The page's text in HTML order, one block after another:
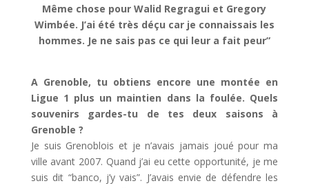
Même chose pour Walid Regragui et Gregory
Wimbée. J’ai été très déçu car je connaissais les
hommes. Je ne sais pas ce qui leur a fait peur”
A Grenoble, tu obtiens encore une montée en
Ligue 1 plus un maintien dans la foulée. Quels
souvenirs gardes-tu de tes deux saisons à
Grenoble ?
Je suis Grenoblois et je n’avais jamais joué pour ma
ville avant 2007. Quand j’ai eu cette opportunité, je me
suis dit “banco, j’y vais”. J’avais envie de défendre les